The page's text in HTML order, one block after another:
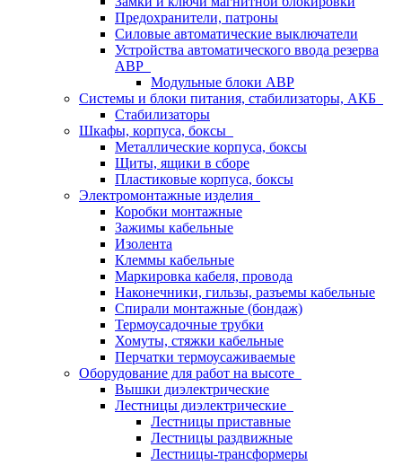
Предохранители, патроны
Силовые автоматические выключатели
Устройства автоматического ввода резерва
АВР
Модульные блоки АВР
Системы и блоки питания, стабилизаторы, АКБ
Стабилизаторы
Шкафы, корпуса, боксы
Металлические корпуса, боксы
Щиты, ящики в сборе
Пластиковые корпуса, боксы
Электромонтажные изделия
Коробки монтажные
Зажимы кабельные
Изолента
Клеммы кабельные
Маркировка кабеля, провода
Наконечники, гильзы, разъемы кабельные
Спирали монтажные (бондаж)
Термоусадочные трубки
Хомуты, стяжки кабельные
Перчатки термоусаживаемые
Оборудование для работ на высоте
Вышки диэлектрические
Лестницы диэлектрические
Лестницы приставные
Лестницы раздвижные
Лестницы-трансформеры